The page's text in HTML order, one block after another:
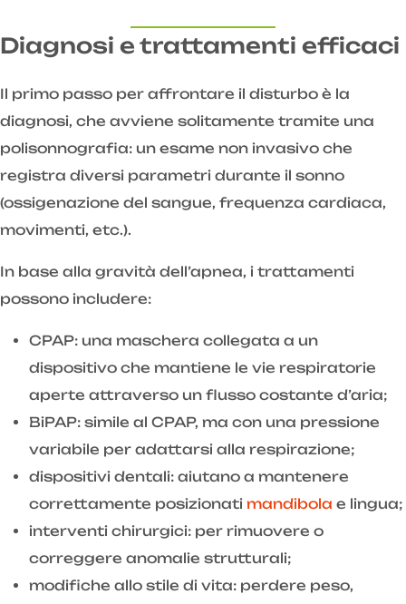
Diagnosi e trattamenti efficaci
Il primo passo per affrontare il disturbo è la
diagnosi, che avviene solitamente tramite una
polisonnografia: un esame non invasivo che
registra diversi parametri durante il sonno
(ossigenazione del sangue, frequenza cardiaca,
movimenti, etc.).
In base alla gravità dell’apnea, i trattamenti
possono includere:
CPAP: una maschera collegata a un
dispositivo che mantiene le vie respiratorie
aperte attraverso un flusso costante d’aria;
BiPAP: simile al CPAP, ma con una pressione
variabile per adattarsi alla respirazione;
dispositivi dentali: aiutano a mantenere
correttamente posizionati mandibola e lingua;
interventi chirurgici: per rimuovere o
correggere anomalie strutturali;
modifiche allo stile di vita: perdere peso,